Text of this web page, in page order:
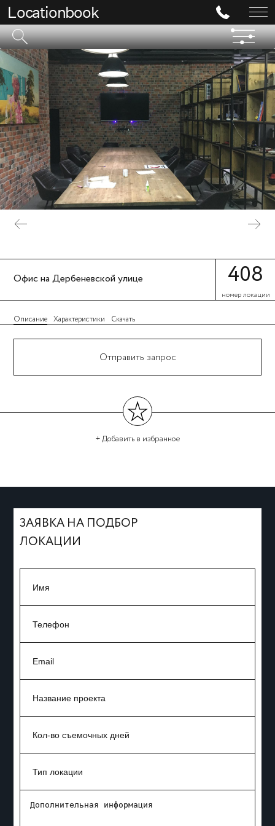
Locationbook
Офис на Дербеневской улице 408
номер локации
Описание Характеристики Скачать
+ Добавить в избранное
Отправить запрос
ЗАЯВКА НА ПОДБОР
ЛОКАЦИИ